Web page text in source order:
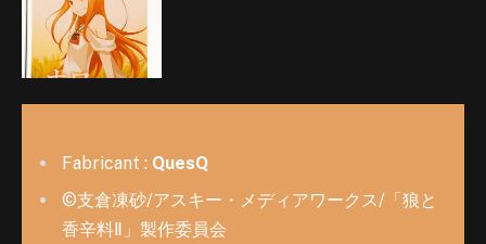
Fabricant : QuesQ
©支倉凍砂/アスキー・メディアワークス/「狼と
香辛料Ⅱ」製作委員会